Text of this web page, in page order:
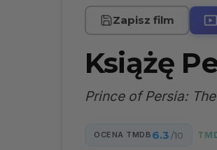
Zapisz film
Książę
Prince of Persia:
OCENA TMDB 6.3 /10